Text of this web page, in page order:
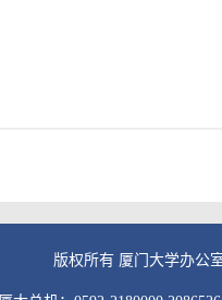
版权所有 厦门大学办公